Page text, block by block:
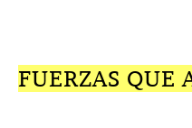
FUERZAS QUE